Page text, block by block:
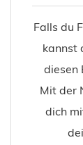
Falls du
kannst
diesen
Mit der
dich